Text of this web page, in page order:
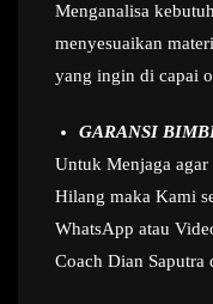
Menganalisa
menyesuaikan
yang ingin di capai
GARANSI
Untuk Menjaga
Hilang maka Kami
WhatsApp atau
Coach Dian Saputra